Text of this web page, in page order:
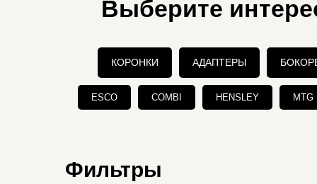
Выберите
КОРОНКИ АДАПТЕРЫ
ESCO COMBI HENSLEY MTG
Фильтры